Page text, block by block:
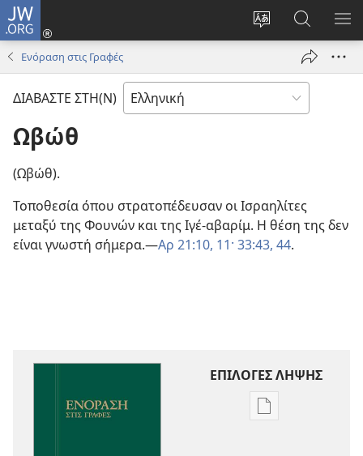
JW.ORG
Αλλαγή
γλώσσας
ιστότοπου
Σύνδεση
(ανοίγει
παράθυρο)
στο
JW.ORG
Ενόραση στις Γραφές
ΔΙΑΒΑΣΤΕ ΣΤΗ(Ν)
Ωβώθ
(Ωβώθ).
Τοποθεσία όπου στρατοπέδευσαν οι Ισραηλίτες
μεταξύ της Φουνών και της Ιγέ-αβαρίμ. Η θέση της δεν
είναι γνωστή σήμερα.—Αρ 21:10, 11· 33:43, 44.
ΕΠΙΛΟΓΕΣ ΛΗΨΗΣ
Επιλογές